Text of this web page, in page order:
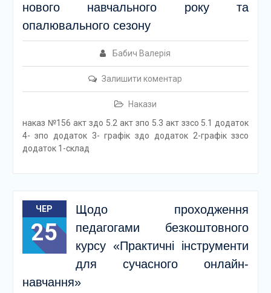
нового навчального року та
опалювального сезону
Бабич Валерія
Залишити коментар
Накази
наказ №156 акт здо 5.2 акт зпо 5.3 акт ззсо 5.1 додаток
4- зпо додаток 3- графік здо додаток 2-графік ззсо
додаток 1-склад
ЧЕР
25
Щодо проходження
педагогами безкоштовного
курсу «Практичні інструменти
для сучасного онлайн-
навчання»